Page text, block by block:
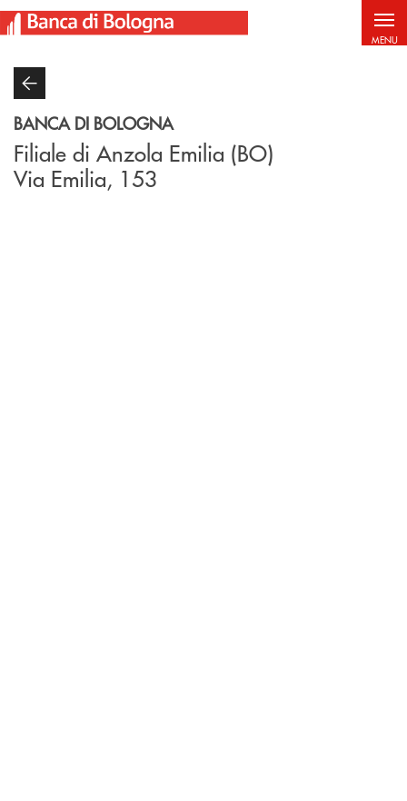
Salta al contenuto principale
MENU
BANCA DI BOLOGNA
Filiale di Anzola Emilia (BO)
Via Emilia, 153